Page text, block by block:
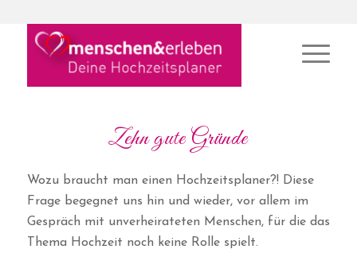
Zehn gute Gründe
Wozu braucht man einen Hochzeitsplaner?! Diese
Frage begegnet uns hin und wieder, vor allem im
Gespräch mit unverheirateten Menschen, für die das
Thema Hochzeit noch keine Rolle spielt.